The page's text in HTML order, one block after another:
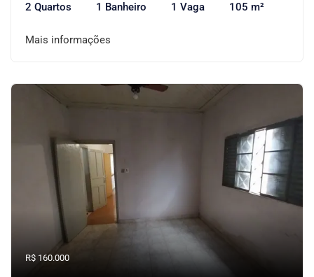
2 Quartos 1 Banheiro 1 Vaga 105 m²
Mais informações
R$ 160.000